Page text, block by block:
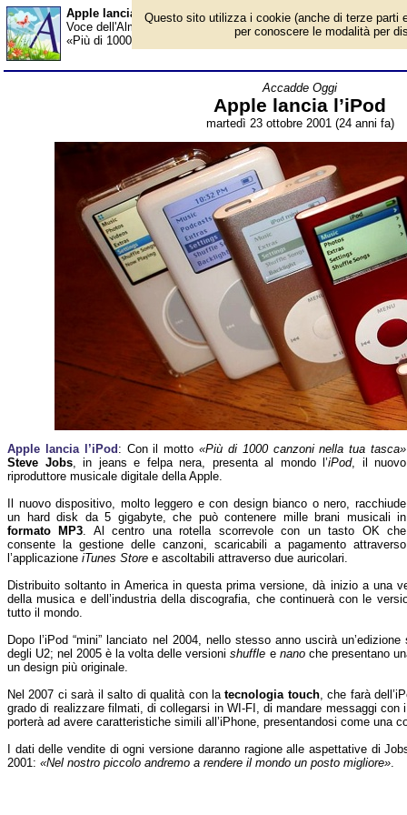
Apple lancia l’iPod - Almanacco
Voce dell'Almanacco del 23 ottobre, per la rubrica 'Accadde
«Più di 1000 canzoni nella tua tasca» Steve Jobs, in jeans e
Accadde Oggi
Apple lancia l’iPod
martedì 23 ottobre 2001 (24 anni fa)
Apple lancia l’iPod : Con il motto«Più di 1000 canzoni nella tua tasca»
Steve Jobs, in jeans e felpa nera, presenta al mondo l’iPod, il nuovo
riproduttore musicale digitale della Apple.
Il nuovo dispositivo, molto leggero e con design bianco o nero, racchiude
un hard disk da 5 gigabyte, che può contenere mille brani musicali in
formato MP3. Al centro una rotella scorrevole con un tasto OK che
consente la gestione delle canzoni, scaricabili a pagamento attraverso
l’applicazione iTunes Store e ascoltabili attraverso due auricolari.
Distribuito soltanto in America in questa prima versione, dà inizio a una
della musica e dell’industria della discografia, che continuerà con le
tutto il mondo.
Dopo l’iPod “mini” lanciato nel 2004, nello stesso anno uscirà
degli U2; nel 2005 è la volta delle versionishuffle e nanoche presentano
un design più originale.
Nel 2007 ci sarà il salto di qualità con latecnologia touch, che farà
grado di realizzare filmati, di collegarsi in WI-FI, di mandare messaggi con
porterà ad avere caratteristiche simili all’iPhone, presentandosi come una
I dati delle vendite di ogni versione daranno ragione alle aspettative di
2001: «Nel nostro piccolo andremo a rendere il mondo un posto migliore».
Questo sito utilizza i cookie (anche di terze parti
per conoscere le modalità per